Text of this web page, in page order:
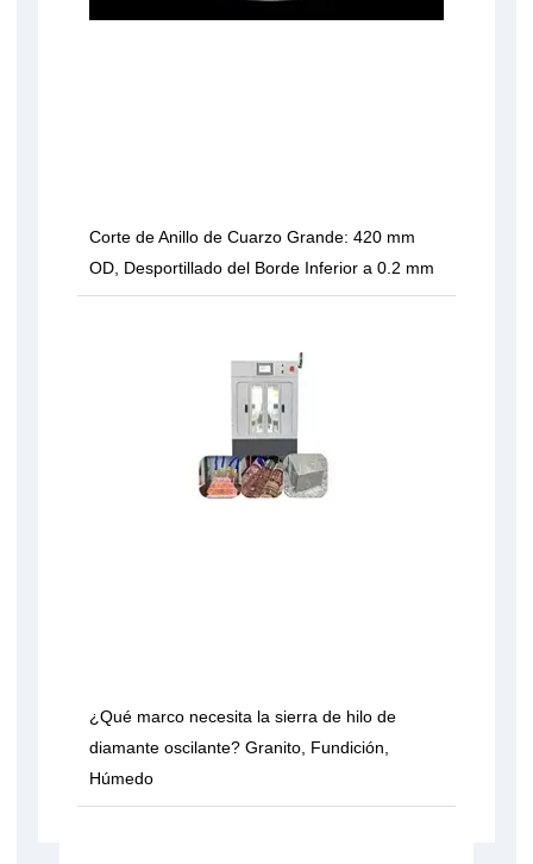
Corte de Anillo de Cuarzo Grande: 420 mm
OD, Desportillado del Borde Inferior a 0.2 mm
¿Qué marco necesita la sierra de hilo de
diamante oscilante? Granito, Fundición,
Húmedo